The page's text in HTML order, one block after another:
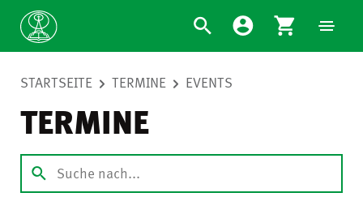
STARTSEITE TERMINE EVENTS
TERMINE